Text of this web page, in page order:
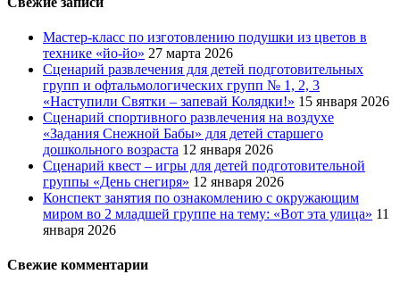
Мастер-класс по изготовлению подушки из цветов в
технике «йо-йо» 27 марта 2026
Сценарий развлечения для детей подготовительных
групп и офтальмологических групп № 1, 2, 3
«Наступили Святки – запевай Колядки!» 15 января 2026
Сценарий спортивного развлечения на воздухе
«Задания Снежной Бабы» для детей старшего
дошкольного возраста 12 января 2026
Сценарий квест – игры для детей подготовительной
группы «День снегиря» 12 января 2026
Конспект занятия по ознакомлению с окружающим
миром во 2 младшей группе на тему: «Вот эта улица» 11
января 2026
Свежие комментарии